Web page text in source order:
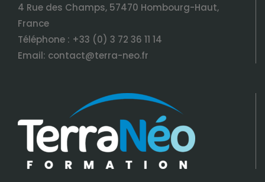
4 Rue des Champs, 57470 Hombourg-Haut,
France
Téléphone : +33 (0) 3 72 36 11 14
Email: contact@terra-neo.fr